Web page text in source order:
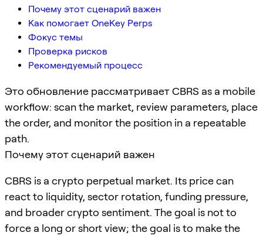
Почему этот сценарий важен
Как помогает OneKey Perps
Фокус темы
Проверка рисков
Рекомендуемый процесс
Это обновление рассматривает CBRS as a mobile
workflow: scan the market, review parameters, place
the order, and monitor the position in a repeatable
path.
Почему этот сценарий важен
CBRS is a crypto perpetual market. Its price can
react to liquidity, sector rotation, funding pressure,
and broader crypto sentiment. The goal is not to
force a long or short view; the goal is to make the